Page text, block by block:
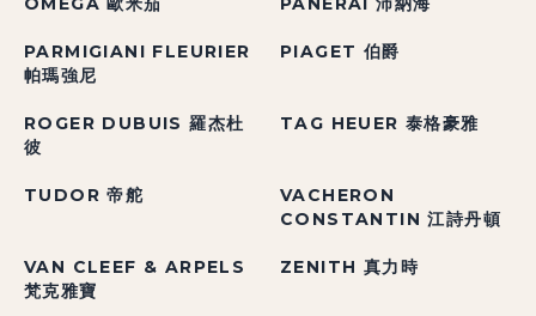
PARMIGIANI FLEURIER
帕瑪強尼
PIAGET 伯爵
ROGER DUBUIS 羅杰杜
彼
TAG HEUER 泰格豪雅
TUDOR 帝舵
VACHERON
CONSTANTIN 江詩丹頓
VAN CLEEF & ARPELS
梵克雅寶
ZENITH 真力時